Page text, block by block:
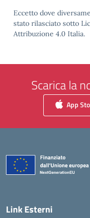
Eccetto dove
stato rilasciato sotto
Attribuzione 4.0 Italia.
Scarica la
App
Link Esterni